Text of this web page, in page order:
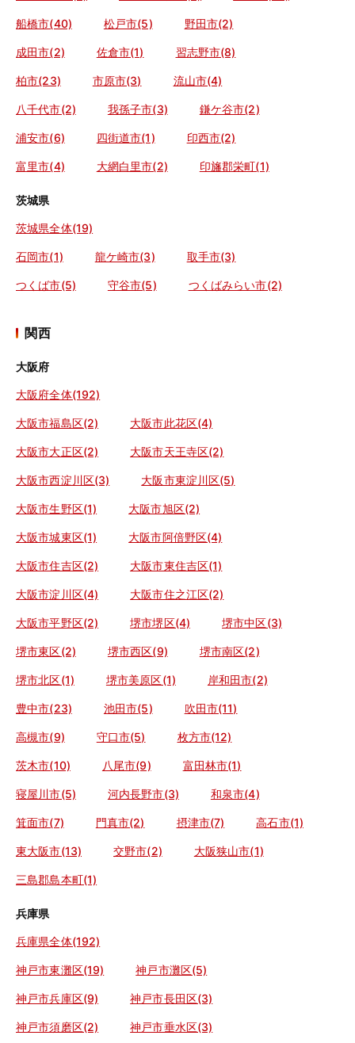
船橋市(40) 松戸市(5) 野田市(2)
成田市(2) 佐倉市(1) 習志野市(8)
柏市(23) 市原市(3) 流山市(4)
八千代市(2) 我孫子市(3) 鎌ケ谷市(2)
浦安市(6) 四街道市(1) 印西市(2)
富里市(4) 大網白里市(2) 印旛郡栄町(1)
茨城県
茨城県全体(19)
石岡市(1) 龍ケ崎市(3) 取手市(3)
つくば市(5) 守谷市(5) つくばみらい市(2)
関西
大阪府
大阪府全体(192)
大阪市福島区(2) 大阪市此花区(4)
大阪市大正区(2) 大阪市天王寺区(2)
大阪市西淀川区(3) 大阪市東淀川区(5)
大阪市生野区(1) 大阪市旭区(2)
大阪市城東区(1) 大阪市阿倍野区(4)
大阪市住吉区(2) 大阪市東住吉区(1)
大阪市淀川区(4) 大阪市住之江区(2)
大阪市平野区(2) 堺市堺区(4) 堺市中区(3)
堺市東区(2) 堺市西区(9) 堺市南区(2)
堺市北区(1) 堺市美原区(1) 岸和田市(2)
豊中市(23) 池田市(5) 吹田市(11)
高槻市(9) 守口市(5) 枚方市(12)
茨木市(10) 八尾市(9) 富田林市(1)
寝屋川市(5) 河内長野市(3) 和泉市(4)
箕面市(7) 門真市(2) 摂津市(7) 高石市(1)
東大阪市(13) 交野市(2) 大阪狭山市(1)
三島郡島本町(1)
兵庫県
兵庫県全体(192)
神戸市東灘区(19) 神戸市灘区(5)
神戸市兵庫区(9) 神戸市長田区(3)
神戸市須磨区(2) 神戸市垂水区(3)